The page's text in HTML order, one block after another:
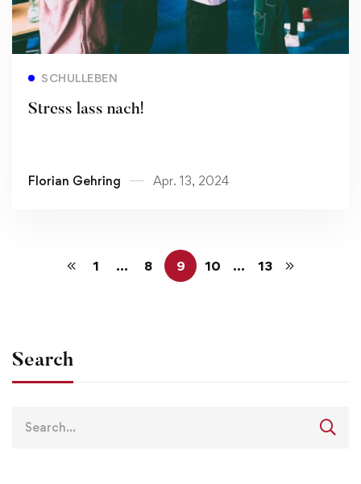
SCHULLEBEN
Stress lass nach!
Florian Gehring Apr. 13, 2024
1 … 8 9 10 … 13
Search